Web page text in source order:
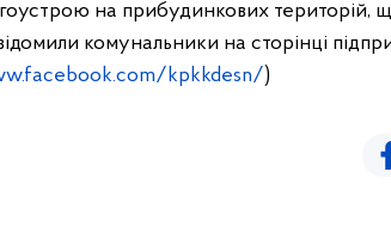
на прибудинкових територій,
комунальники на сторінці
kpkkdesn/ )